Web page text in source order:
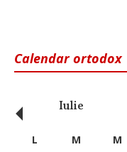
Calendar ortodox
Iulie
‹ L M M